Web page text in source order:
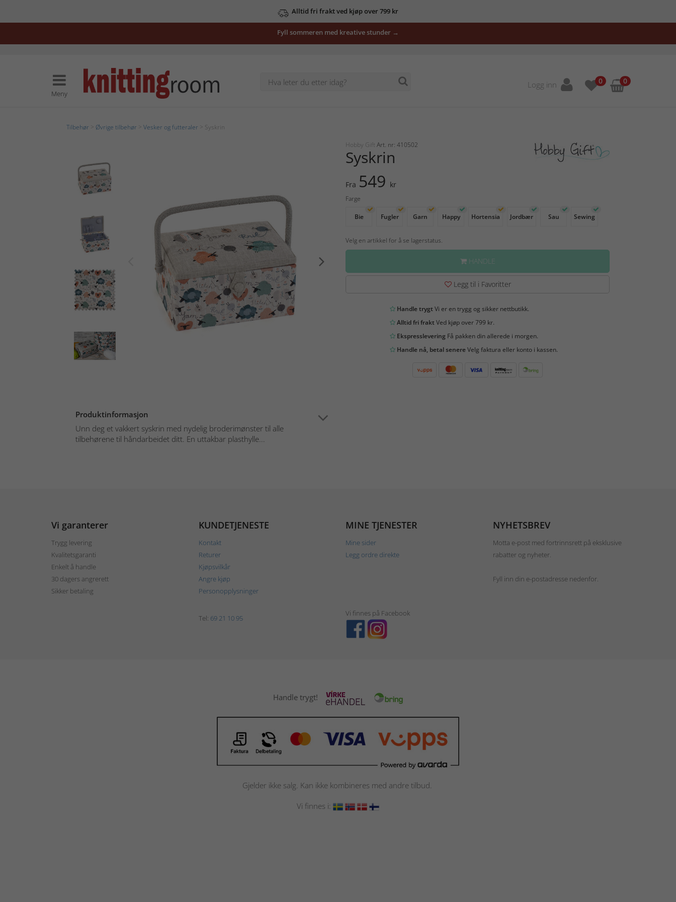
Alltid fri frakt ved kjøp over 799 kr
Fyll sommeren med kreative stunder →
Meny
Logg inn 0 0
Tilbehør Øvrige tilbehør Vesker og futteraler > Syskrin
Produktinformasjon
Unn deg et vakkert syskrin med nydelig broderimønster til alle
tilbehørene til håndarbeidet ditt. En uttakbar plasthylle...
Hobby Gift Art. nr: 410502
Syskrin
Fra 549 kr
Farge
Bie Fugler Garn Happy Hortensia Jordbær Sau Sewing
Velg en artikkel for å se lagerstatus.
HANDLE
Legg til i Favoritter
Handle trygtVi er en trygg og sikker nettbutikk.
Alltid fri fraktVed kjøp over 799 kr.
EkspressleveringFå pakken din allerede i morgen.
Handle nå, betal senereVelg faktura eller konto i kassen.
Vi garanterer
Trygg levering
Kvalitetsgaranti
Enkelt å handle
30 dagers angrerett
Sikker betaling
KUNDETJENESTE
Kontakt
Returer
Kjøpsvilkår
Angre kjøp
Personopplysninger
MINE TJENESTER
Mine sider
Legg ordre direkte
NYHETSBREV
Motta e-post med fortrinnsrett på eksklusive
rabatter og nyheter.
Fyll inn din e-postadresse nedenfor.
Tel: 69 21 10 95
Vi finnes på Facebook
Handle trygt!
Gjelder ikke salg. Kan ikke kombineres med andre tilbud.
Vi finnes i: